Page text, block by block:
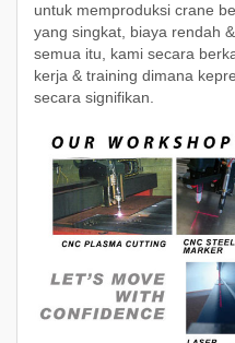
untuk memproduksi crane
yang singkat, biaya rendah
semua itu, kami secara
kerja & training dimana
secara signifikan.